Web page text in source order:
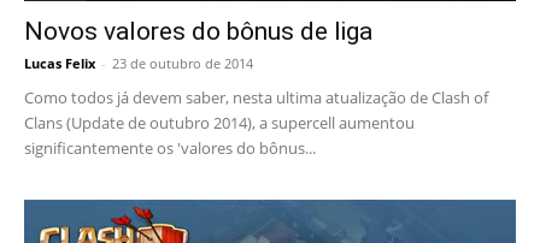
Novos valores do bônus de liga
Lucas Felix - 23 de outubro de 2014
Como todos já devem saber, nesta ultima atualização de Clash of
Clans (Update de outubro 2014), a supercell aumentou
significantemente os 'valores do bônus...